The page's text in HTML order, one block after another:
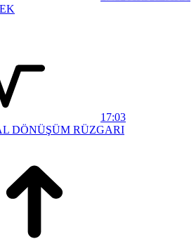
17:03
DÖNÜŞÜM RÜZGARI